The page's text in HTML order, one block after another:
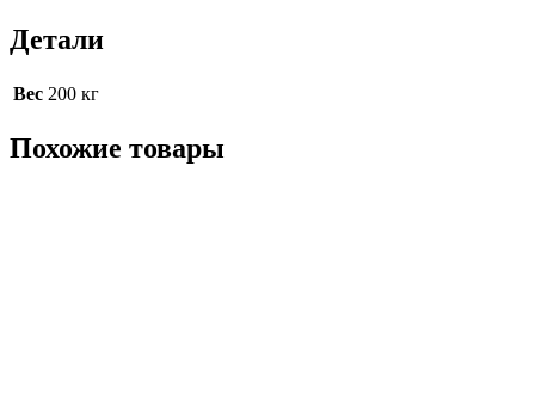
Детали
Вес 200 кг
Похожие товары